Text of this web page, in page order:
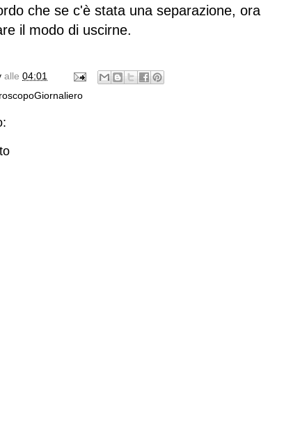
che se c'è stata una separazione, ora
il modo di uscirne.
alle 04:01